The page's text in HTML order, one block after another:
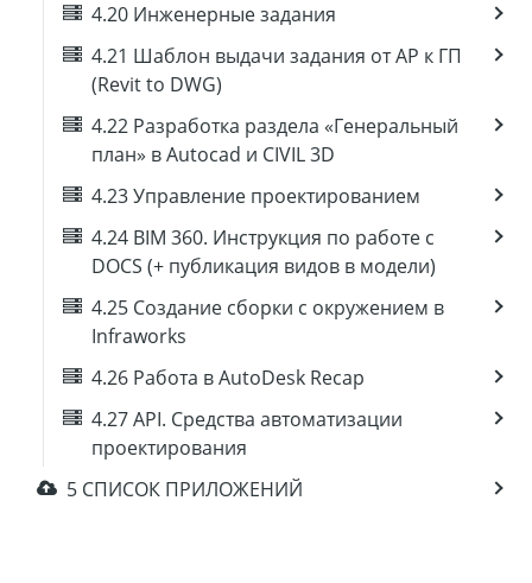
4.20 Инженерные задания
4.21 Шаблон выдачи задания от АР к ГП
(Revit to DWG)
4.22 Разработка раздела «Генеральный
план» в Autocad и CIVIL 3D
4.23 Управление проектированием
4.24 BIM 360. Инструкция по работе с
DOCS (+ публикация видов в модели)
4.25 Создание сборки с окружением в
Infraworks
4.26 Работа в AutoDesk Recap
4.27 API. Средства автоматизации
проектирования
5 СПИСОК ПРИЛОЖЕНИЙ